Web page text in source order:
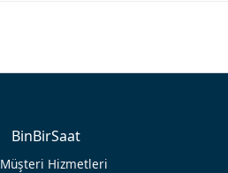
BinBirSaat
Müşteri Hizmetleri